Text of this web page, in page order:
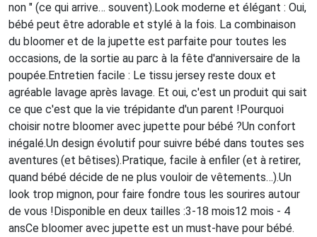
non " (ce qui arrive… souvent).Look moderne et élégant : Oui,
bébé peut être adorable et stylé à la fois. La combinaison
du bloomer et de la jupette est parfaite pour toutes les
occasions, de la sortie au parc à la fête d'anniversaire de la
poupée.Entretien facile : Le tissu jersey reste doux et
agréable lavage après lavage. Et oui, c'est un produit qui sait
ce que c'est que la vie trépidante d'un parent !Pourquoi
choisir notre bloomer avec jupette pour bébé ?Un confort
inégalé.Un design évolutif pour suivre bébé dans toutes ses
aventures (et bêtises).Pratique, facile à enfiler (et à retirer,
quand bébé décide de ne plus vouloir de vêtements…).Un
look trop mignon, pour faire fondre tous les sourires autour
de vous !Disponible en deux tailles :3-18 mois12 mois - 4
ansCe bloomer avec jupette est un must-have pour bébé.